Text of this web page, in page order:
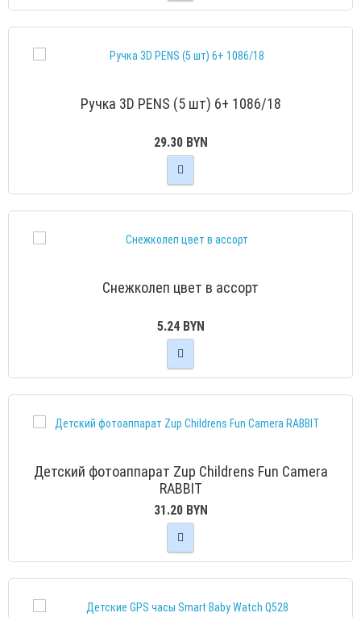
Ручка 3D PENS (5 шт) 6+ 1086/18
29.30 BYN
Снежколеп цвет в ассорт
5.24 BYN
Детский фотоаппарат Zup Childrens Fun Camera
RABBIT
31.20 BYN